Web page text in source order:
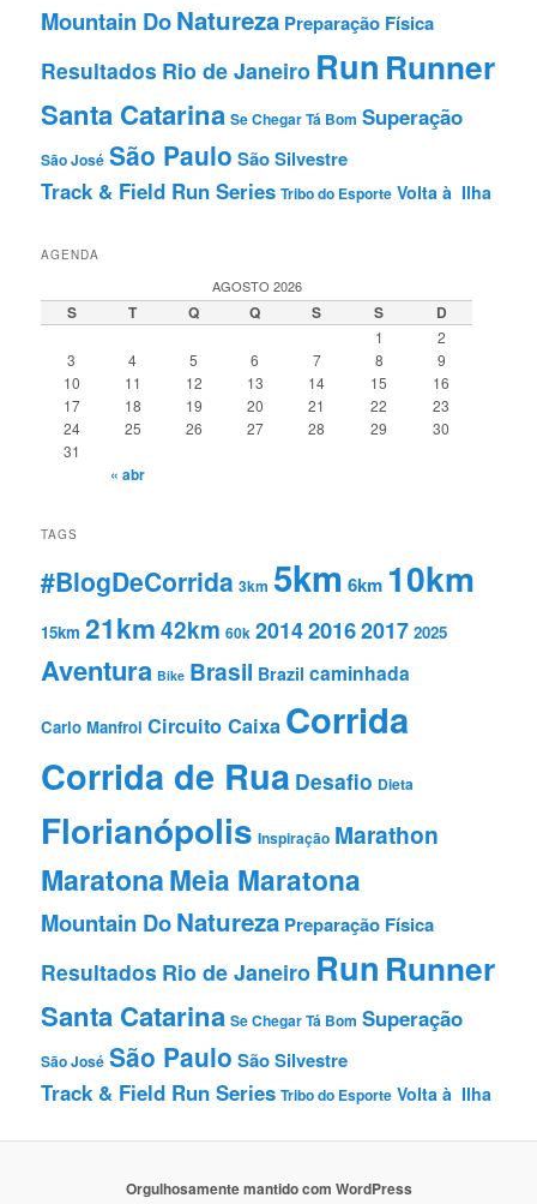
Mountain DoNatureza Preparação Fí­sica
Resultados Rio de Janeiro Run Runner
Santa Catarina Se Chegar Tá Bom Superação
São José São Paulo São Silvestre
Track & Field Run Series Tribo do Esporte Volta à Ilha
AGENDA
AGOSTO 2026
S T Q Q S S D
1
2
3
4 5 6 7 8
9
10
11 12 13 14 15
16
17
18 19 20 21 22
23
24
25 26 27 28 29
30
31
« abr
TAGS
#BlogDeCorrida 3km 5km 6km 10km
15km 21km42km 60k 201420162017 2025
Aventura Bike Brasil Brazil caminhada
Carlo Manfroi Circuito Caixa Corrida
Corrida de Rua Desafio Dieta
Florianópolis Inspiração Marathon
MaratonaMeia Maratona
Mountain DoNatureza Preparação Fí­sica
Resultados Rio de Janeiro Run Runner
Santa Catarina Se Chegar Tá Bom Superação
São José São Paulo São Silvestre
Track & Field Run Series Tribo do Esporte Volta à Ilha
Orgulhosamente mantido com WordPress